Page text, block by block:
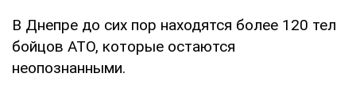
В Днепре до сих пор находятся более 120 тел
бойцов АТО, которые остаются
неопознанными.